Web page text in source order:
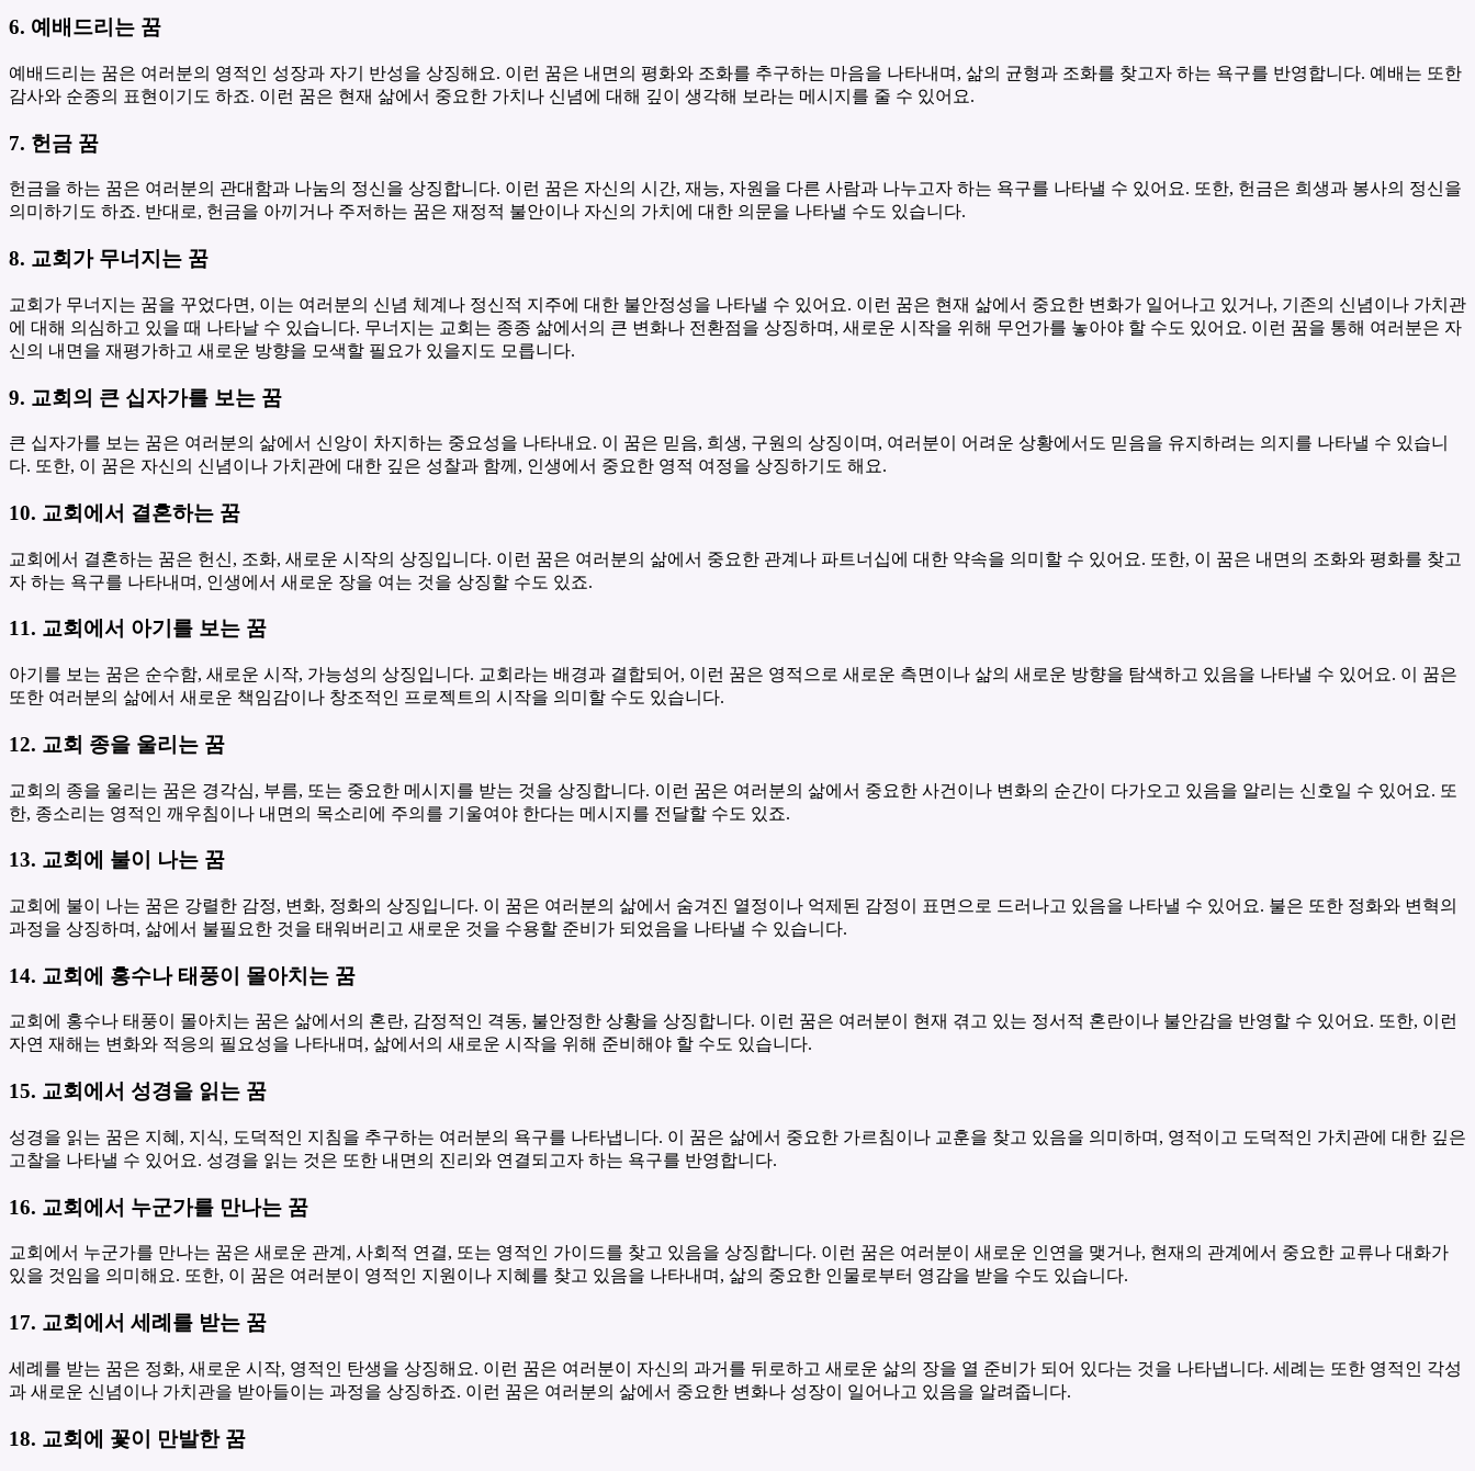
6. 예배드리는 꿈
예배드리는 꿈은 여러분의 영적인 성장과 자기 반성을 상징해요. 이런 꿈은 내면의 평화와 조화를 추구하는 마음을 나타내며, 삶의 균형과 조화를 찾고자 하는 욕구를 반영합니다. 예배는 또한
감사와 순종의 표현이기도 하죠. 이런 꿈은 현재 삶에서 중요한 가치나 신념에 대해 깊이 생각해 보라는 메시지를 줄 수 있어요.
7. 헌금 꿈
헌금을 하는 꿈은 여러분의 관대함과 나눔의 정신을 상징합니다. 이런 꿈은 자신의 시간, 재능, 자원을 다른 사람과 나누고자 하는 욕구를 나타낼 수 있어요. 또한, 헌금은 희생과 봉사의 정신을
의미하기도 하죠. 반대로, 헌금을 아끼거나 주저하는 꿈은 재정적 불안이나 자신의 가치에 대한 의문을 나타낼 수도 있습니다.
8. 교회가 무너지는 꿈
교회가 무너지는 꿈을 꾸었다면, 이는 여러분의 신념 체계나 정신적 지주에 대한 불안정성을 나타낼 수 있어요. 이런 꿈은 현재 삶에서 중요한 변화가 일어나고 있거나, 기존의 신념이나 가치관
에 대해 의심하고 있을 때 나타날 수 있습니다. 무너지는 교회는 종종 삶에서의 큰 변화나 전환점을 상징하며, 새로운 시작을 위해 무언가를 놓아야 할 수도 있어요. 이런 꿈을 통해 여러분은 자
신의 내면을 재평가하고 새로운 방향을 모색할 필요가 있을지도 모릅니다.
9. 교회의 큰 십자가를 보는 꿈
큰 십자가를 보는 꿈은 여러분의 삶에서 신앙이 차지하는 중요성을 나타내요. 이 꿈은 믿음, 희생, 구원의 상징이며, 여러분이 어려운 상황에서도 믿음을 유지하려는 의지를 나타낼 수 있습니
다. 또한, 이 꿈은 자신의 신념이나 가치관에 대한 깊은 성찰과 함께, 인생에서 중요한 영적 여정을 상징하기도 해요.
10. 교회에서 결혼하는 꿈
교회에서 결혼하는 꿈은 헌신, 조화, 새로운 시작의 상징입니다. 이런 꿈은 여러분의 삶에서 중요한 관계나 파트너십에 대한 약속을 의미할 수 있어요. 또한, 이 꿈은 내면의 조화와 평화를 찾고
자 하는 욕구를 나타내며, 인생에서 새로운 장을 여는 것을 상징할 수도 있죠.
11. 교회에서 아기를 보는 꿈
아기를 보는 꿈은 순수함, 새로운 시작, 가능성의 상징입니다. 교회라는 배경과 결합되어, 이런 꿈은 영적으로 새로운 측면이나 삶의 새로운 방향을 탐색하고 있음을 나타낼 수 있어요. 이 꿈은
또한 여러분의 삶에서 새로운 책임감이나 창조적인 프로젝트의 시작을 의미할 수도 있습니다.
12. 교회 종을 울리는 꿈
교회의 종을 울리는 꿈은 경각심, 부름, 또는 중요한 메시지를 받는 것을 상징합니다. 이런 꿈은 여러분의 삶에서 중요한 사건이나 변화의 순간이 다가오고 있음을 알리는 신호일 수 있어요. 또
한, 종소리는 영적인 깨우침이나 내면의 목소리에 주의를 기울여야 한다는 메시지를 전달할 수도 있죠.
13. 교회에 불이 나는 꿈
교회에 불이 나는 꿈은 강렬한 감정, 변화, 정화의 상징입니다. 이 꿈은 여러분의 삶에서 숨겨진 열정이나 억제된 감정이 표면으로 드러나고 있음을 나타낼 수 있어요. 불은 또한 정화와 변혁의
과정을 상징하며, 삶에서 불필요한 것을 태워버리고 새로운 것을 수용할 준비가 되었음을 나타낼 수 있습니다.
14. 교회에 홍수나 태풍이 몰아치는 꿈
교회에 홍수나 태풍이 몰아치는 꿈은 삶에서의 혼란, 감정적인 격동, 불안정한 상황을 상징합니다. 이런 꿈은 여러분이 현재 겪고 있는 정서적 혼란이나 불안감을 반영할 수 있어요. 또한, 이런
자연 재해는 변화와 적응의 필요성을 나타내며, 삶에서의 새로운 시작을 위해 준비해야 할 수도 있습니다.
15. 교회에서 성경을 읽는 꿈
성경을 읽는 꿈은 지혜, 지식, 도덕적인 지침을 추구하는 여러분의 욕구를 나타냅니다. 이 꿈은 삶에서 중요한 가르침이나 교훈을 찾고 있음을 의미하며, 영적이고 도덕적인 가치관에 대한 깊은
고찰을 나타낼 수 있어요. 성경을 읽는 것은 또한 내면의 진리와 연결되고자 하는 욕구를 반영합니다.
16. 교회에서 누군가를 만나는 꿈
교회에서 누군가를 만나는 꿈은 새로운 관계, 사회적 연결, 또는 영적인 가이드를 찾고 있음을 상징합니다. 이런 꿈은 여러분이 새로운 인연을 맺거나, 현재의 관계에서 중요한 교류나 대화가
있을 것임을 의미해요. 또한, 이 꿈은 여러분이 영적인 지원이나 지혜를 찾고 있음을 나타내며, 삶의 중요한 인물로부터 영감을 받을 수도 있습니다.
17. 교회에서 세례를 받는 꿈
세례를 받는 꿈은 정화, 새로운 시작, 영적인 탄생을 상징해요. 이런 꿈은 여러분이 자신의 과거를 뒤로하고 새로운 삶의 장을 열 준비가 되어 있다는 것을 나타냅니다. 세례는 또한 영적인 각성
과 새로운 신념이나 가치관을 받아들이는 과정을 상징하죠. 이런 꿈은 여러분의 삶에서 중요한 변화나 성장이 일어나고 있음을 알려줍니다.
18. 교회에 꽃이 만발한 꿈